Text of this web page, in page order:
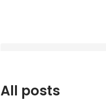
All posts